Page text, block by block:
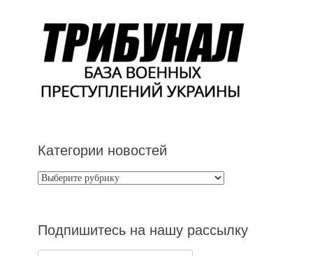
Категории новостей
Категории
Подпишитесь на нашу рассылку